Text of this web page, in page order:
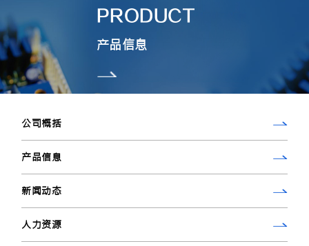
主要用胶有：环氧胶黏剂、导热导电胶、 …
PRODUCT
产品信息
公司概括
产品信息
新闻动态
人力资源